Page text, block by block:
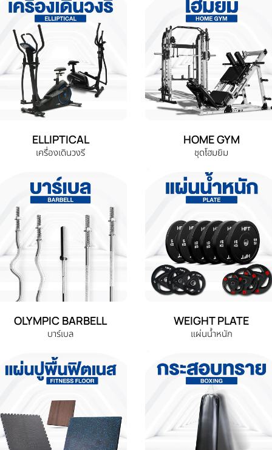
ELLIPTICAL
เครื่องเดินวงรี
HOME GYM
ชุดโฮมยิม
OLYMPIC BARBELL
บาร์เบล
WEIGHT PLATE
แผ่นน้ำหนัก